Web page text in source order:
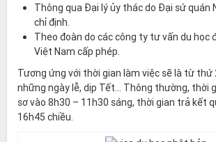
Thông qua Đại lý ủy thác do Đại sứ quán
chỉ định.
Theo đoàn do các công ty tư vấn du học
Việt Nam cấp phép.
Tương ứng với thời gian làm việc sẽ là từ
những ngày lễ, dịp Tết… Thông thường, thời
sơ vào 8h30 – 11h30 sáng, thời gian trả kết
16h45 chiều.